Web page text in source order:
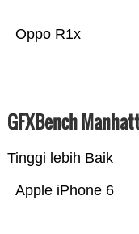
Oppo R1x
GFXBench
Tinggi lebih Baik
Apple iPhone 6